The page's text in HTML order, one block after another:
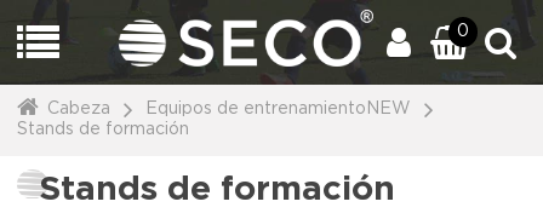
0
Cabeza
Equipos de entrenamientoNEW
Stands de formación
Stands de formación